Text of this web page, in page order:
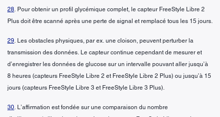
28. Pour obtenir un profil glycémique complet, le capteur FreeStyle Libre 2
Plus doit être scanné après une perte de signal et remplacé tous les 15 jours.
29. Les obstacles physiques, par ex. une cloison, peuvent perturber la
transmission des données. Le capteur continue cependant de mesurer et
d’enregistrer les données de glucose sur un intervalle pouvant aller jusqu’à
8 heures (capteurs FreeStyle Libre 2 et FreeStyle Libre 2 Plus) ou jusqu’à 15
jours (capteurs FreeStyle Libre 3 et FreeStyle Libre 3 Plus).
30. L’affirmation est fondée sur une comparaison du nombre